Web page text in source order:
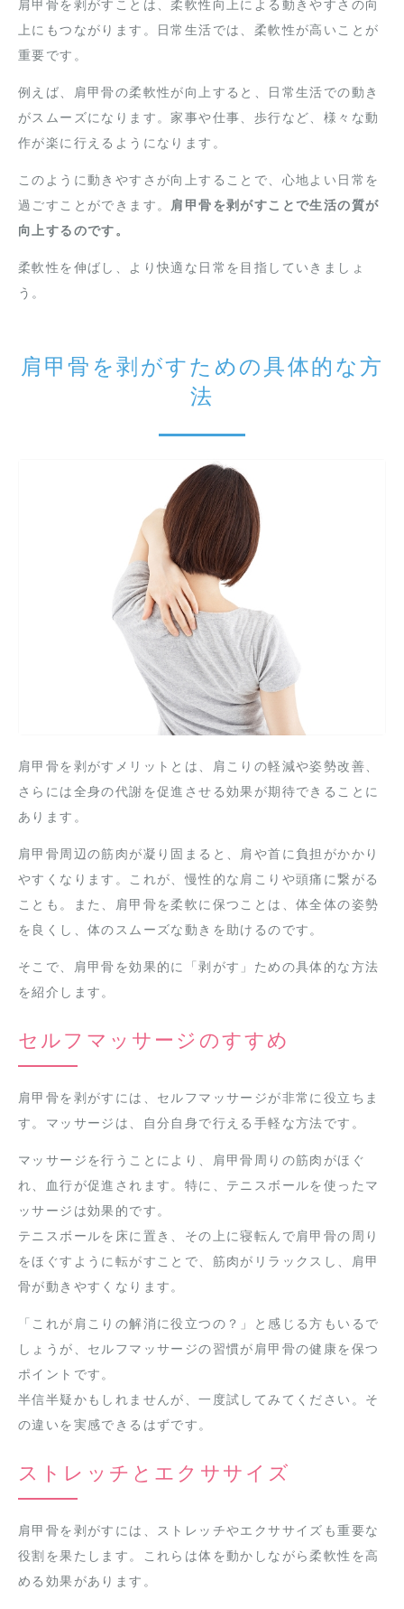
肩甲骨を剥がすことは、柔軟性向上による動きやすさの向
上にもつながります。日常生活では、柔軟性が高いことが
重要です。
例えば、肩甲骨の柔軟性が向上すると、日常生活での動き
がスムーズになります。家事や仕事、歩行など、様々な動
作が楽に行えるようになります。
このように動きやすさが向上することで、心地よい日常を
過ごすことができます。 肩甲骨を剥がすことで生活の質が
向上するのです。
柔軟性を伸ばし、より快適な日常を目指していきましょ
う。
肩甲骨を剥がすための具体的な方
法
肩甲骨を剥がすメリットとは、肩こりの軽減や姿勢改善、
さらには全身の代謝を促進させる効果が期待できることに
あります。
肩甲骨周辺の筋肉が凝り固まると、肩や首に負担がかかり
やすくなります。これが、慢性的な肩こりや頭痛に繋がる
ことも。また、肩甲骨を柔軟に保つことは、体全体の姿勢
を良くし、体のスムーズな動きを助けるのです。
そこで、肩甲骨を効果的に「剥がす」ための具体的な方法
を紹介します。
セルフマッサージのすすめ
肩甲骨を剥がすには、セルフマッサージが非常に役立ちま
す。マッサージは、自分自身で行える手軽な方法です。
マッサージを行うことにより、肩甲骨周りの筋肉がほぐ
れ、血行が促進されます。特に、テニスボールを使ったマ
ッサージは効果的です。
テニスボールを床に置き、その上に寝転んで肩甲骨の周り
をほぐすように転がすことで、筋肉がリラックスし、肩甲
骨が動きやすくなります。
「これが肩こりの解消に役立つの？」と感じる方もいるで
しょうが、セルフマッサージの習慣が肩甲骨の健康を保つ
ポイントです。
半信半疑かもしれませんが、一度試してみてください。そ
の違いを実感できるはずです。
ストレッチとエクササイズ
肩甲骨を剥がすには、ストレッチやエクササイズも重要な
役割を果たします。これらは体を動かしながら柔軟性を高
める効果があります。